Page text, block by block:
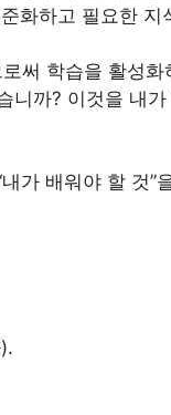
화하고 필요한
써 학습을 활성
니까? 이것을 내
가 배워야 할 것”